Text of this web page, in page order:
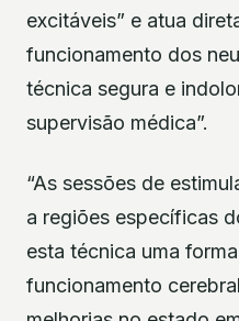
excitáveis” e atua
funcionamento dos
técnica segura e
supervisão médica”.
“As sessões de
a regiões específicas
esta técnica uma
funcionamento